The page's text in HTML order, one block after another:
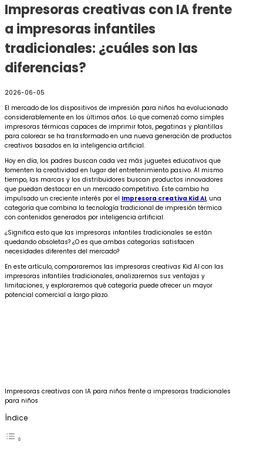
Impresoras creativas con IA frente
a impresoras infantiles
tradicionales: ¿cuáles son las
diferencias?
2026-06-05
El mercado de los dispositivos de impresión para niños ha evolucionado
considerablemente en los últimos años. Lo que comenzó como simples
impresoras térmicas capaces de imprimir fotos, pegatinas y plantillas
para colorear se ha transformado en una nueva generación de productos
creativos basados en la inteligencia artificial.
Hoy en día, los padres buscan cada vez más juguetes educativos que
fomenten la creatividad en lugar del entretenimiento pasivo. Al mismo
tiempo, las marcas y los distribuidores buscan productos innovadores
que puedan destacar en un mercado competitivo. Este cambio ha
impulsado un creciente interés por el Impresora creativa Kid AI, una
categoría que combina la tecnología tradicional de impresión térmica
con contenidos generados por inteligencia artificial.
¿Significa esto que las impresoras infantiles tradicionales se están
quedando obsoletas? ¿O es que ambas categorías satisfacen
necesidades diferentes del mercado?
En este artículo, compararemos las impresoras creativas Kid AI con las
impresoras infantiles tradicionales, analizaremos sus ventajas y
limitaciones, y exploraremos qué categoría puede ofrecer un mayor
potencial comercial a largo plazo.
Impresoras creativas con IA para niños frente a impresoras tradicionales
para niños
Índice